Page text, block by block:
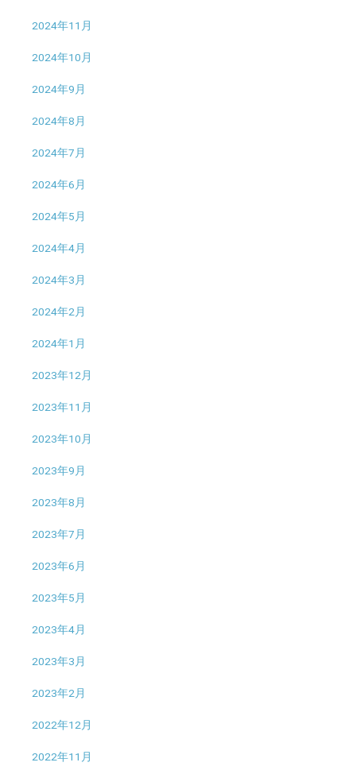
2024年11月
2024年10月
2024年9月
2024年8月
2024年7月
2024年6月
2024年5月
2024年4月
2024年3月
2024年2月
2024年1月
2023年12月
2023年11月
2023年10月
2023年9月
2023年8月
2023年7月
2023年6月
2023年5月
2023年4月
2023年3月
2023年2月
2022年12月
2022年11月